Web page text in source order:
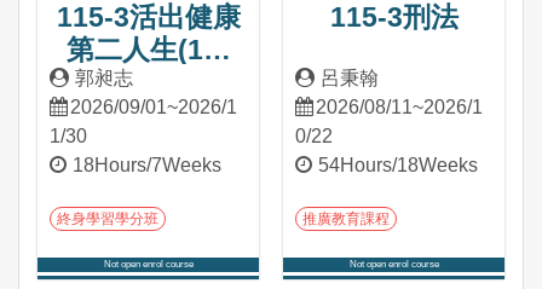
115-3活出健康
第二人生(1學
分)
郭昶志
2026/09/01~2026/1
1/30
18Hours/7Weeks
終身學習學分班
Not open enrol course
115-3刑法
呂秉翰
2026/08/11~2026/1
0/22
54Hours/18Weeks
推廣教育課程
Not open enrol course